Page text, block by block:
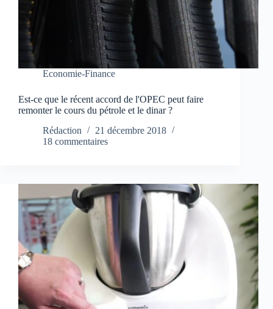
Economie-Finance
Est-ce que le récent accord de l'OPEC peut faire
remonter le cours du pétrole et le dinar ?
Rédaction
21 décembre 2018
18 commentaires